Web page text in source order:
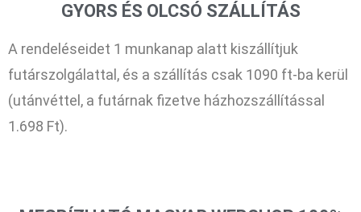
GYORS ÉS OLCSÓ SZÁLLÍTÁS
A rendeléseidet 1 munkanap alatt kiszállítjuk
futárszolgálattal, és a szállítás csak 1090 ft-ba kerül
(utánvéttel, a futárnak fizetve házhozszállítással
1.698 Ft).